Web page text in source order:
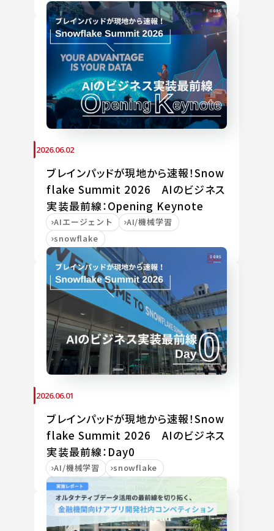
2026.06.02
ブレインパッドが現地から速報！Snow
flake Summit 2026 AIのビジネス
実装最前線：Opening Keynote
AIエージェント
AI/機械学習
snowflake
2026.06.01
ブレインパッドが現地から速報！Snow
flake Summit 2026 AIのビジネス
実装最前線：Day0
AI/機械学習 snowflake